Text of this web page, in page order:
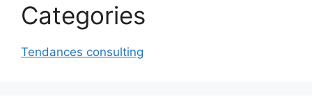
Categories
Tendances consulting